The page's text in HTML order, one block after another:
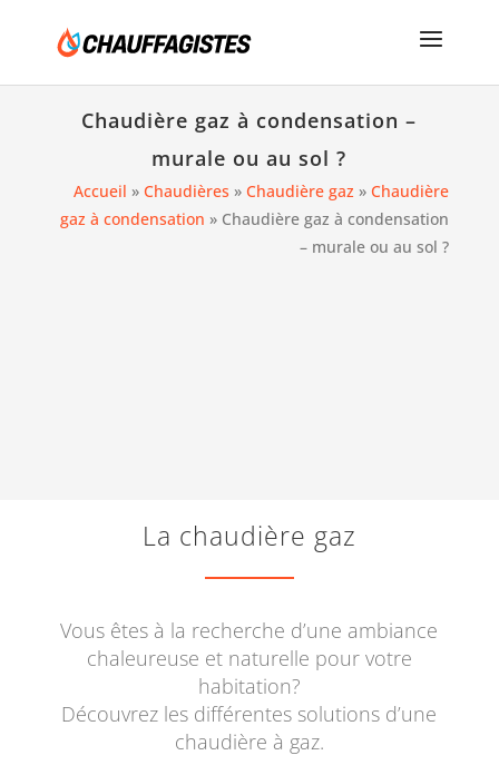
Chaudière gaz à condensation –
murale ou au sol ?
Accueil »Chaudières »Chaudière gaz »Chaudière
gaz à condensation » Chaudière gaz à condensation
– murale ou au sol ?
La chaudière gaz
Vous êtes à la recherche d’une ambiance
chaleureuse et naturelle pour votre
habitation?
Découvrez les différentes solutions d’une
chaudière à gaz.